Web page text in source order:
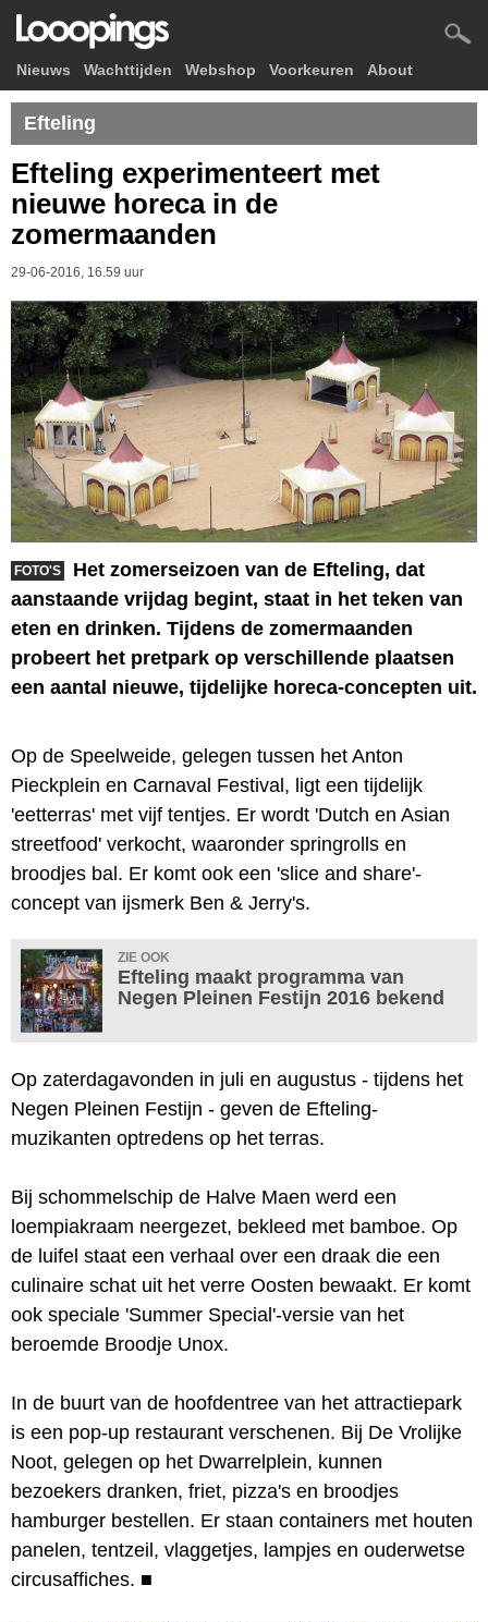
Nieuws Wachttijden Webshop Voorkeuren About
Efteling
Efteling experimenteert met
nieuwe horeca in de
zomermaanden
29-06-2016, 16.59 uur
FOTO'S
Het zomerseizoen van de Efteling, dat
aanstaande vrijdag begint, staat in het teken van
eten en drinken. Tijdens de zomermaanden
probeert het pretpark op verschillende plaatsen
een aantal nieuwe, tijdelijke horeca-concepten uit.
Op de Speelweide, gelegen tussen het Anton
Pieckplein en Carnaval Festival, ligt een tijdelijk
'eetterras' met vijf tentjes. Er wordt 'Dutch en Asian
streetfood' verkocht, waaronder springrolls en
broodjes bal. Er komt ook een 'slice and share'-
concept van ijsmerk Ben & Jerry's.
ZIE OOK
Efteling maakt programma van
Negen Pleinen Festijn 2016 bekend
Op zaterdagavonden in juli en augustus - tijdens het
Negen Pleinen Festijn - geven de Efteling-
muzikanten optredens op het terras.
Bij schommelschip de Halve Maen werd een
loempiakraam neergezet, bekleed met bamboe. Op
de luifel staat een verhaal over een draak die een
culinaire schat uit het verre Oosten bewaakt. Er komt
ook speciale 'Summer Special'-versie van het
beroemde Broodje Unox.
In de buurt van de hoofdentree van het attractiepark
is een pop-up restaurant verschenen. Bij De Vrolijke
Noot, gelegen op het Dwarrelplein, kunnen
bezoekers dranken, friet, pizza's en broodjes
hamburger bestellen. Er staan containers met houten
panelen, tentzeil, vlaggetjes, lampjes en ouderwetse
circusaffiches. ■